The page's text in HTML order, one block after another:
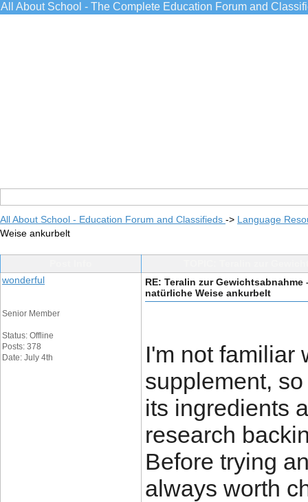
All About School - The Complete Education Forum and
All About School - Education Forum and Classifieds -> Language
Weise ankurbelt
wonderful
Senior Member
Status: Offline
Posts: 378
Date: July 4th
RE: Teralin zur
natürliche Weise ankurbelt
I'm not familiar
supplement,
its ingredients
research
Before trying
always worth